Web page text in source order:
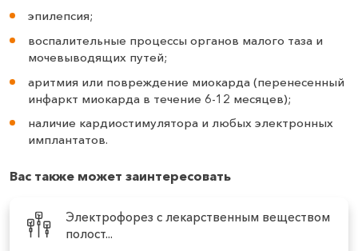
эпилепсия;
воспалительные процессы органов малого таза и
мочевыводящих путей;
аритмия или повреждение миокарда (перенесенный
инфаркт миокарда в течение 6-12 месяцев);
наличие кардиостимулятора и любых электронных
имплантатов.
Вас также может заинтересовать
Электрофорез с лекарственным веществом
полост...